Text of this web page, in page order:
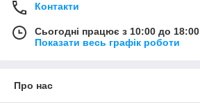
Контакти
Сьогодні працює з 10:00 до 18:00
Показати весь графік роботи
Про нас